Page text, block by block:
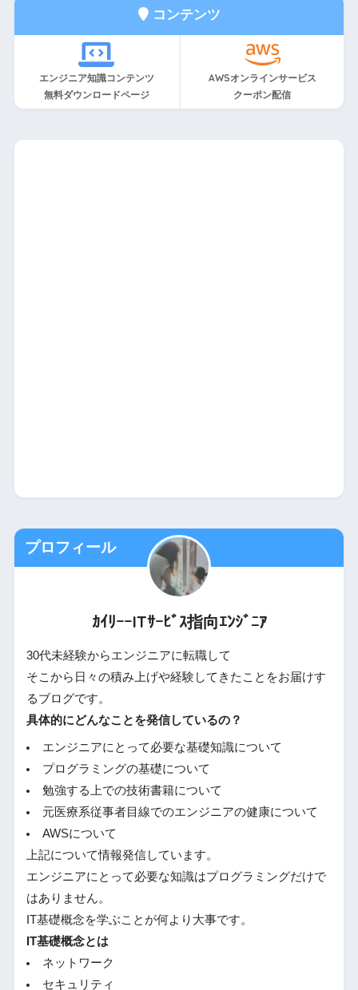
コンテンツ
エンジニア知識コンテンツ
無料ダウンロードページ
AWSオンラインサービス
クーポン配信
プロフィール
ｶｲﾘｰｰITｻｰﾋﾞｽ指向ｴﾝｼﾞﾆｱ
30代未経験からエンジニアに転職して
そこから日々の積み上げや経験してきたことをお届けす
るブログです。
具体的にどんなことを発信しているの？
エンジニアにとって必要な基礎知識について
プログラミングの基礎について
勉強する上での技術書籍について
元医療系従事者目線でのエンジニアの健康について
AWSについて
上記について情報発信しています。
エンジニアにとって必要な知識はプログラミングだけで
はありません。
IT基礎概念を学ぶことが何より大事です。
IT基礎概念とは
ネットワーク
セキュリティ